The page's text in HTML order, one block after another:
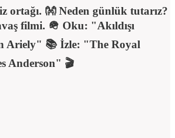
ortağı. 👐 Neden günlük tutarız?
filmi. 🪖 Oku: "Akıldışı
Ariely" 📚 İzle: "The Royal
Anderson" 🎬